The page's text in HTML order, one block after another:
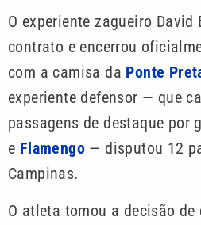
O experiente zagueiro David
contrato e encerrou
com a camisa da Ponte
experiente defensor — que
passagens de destaque por
e Flamengo — disputou 12
Campinas.
O atleta tomou a decisão de